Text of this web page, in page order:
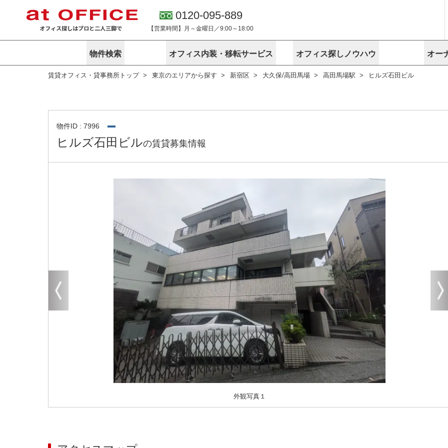
0120-095-889
【営業時間】月～金曜日／9:00～18:00
物件検索
東京
路線から探す
こだわりから探す
賃料相場を参考に探す
地図から探す
居抜き物件特集
神奈川
路線から探す
地図から探す
神奈川のクリニックを探す
埼玉
路線から探す
埼玉のクリニックを探す
千葉
路線から探
千葉のクリ
エリアから探す
路線から探す
こだわりから探す
賃料相場を参考に探す
大阪のクリニックを探す
その他
地図から探す
オフィス内装・移転サービス
サービス内容
オフィス探しノウハウ
オフィス探しノウハウ
アットオフィスが選ばれる理由 安心への取
無料ダウンロード オフィス移転に関するお役立ちコンテンツ
オー
空室に
物件掲載依頼
企業情報
オフィス紹介
ベンチャー.jp
賃貸オフィス・貸事務所トップ 東京のエリアから探す 新宿区 大久保/高田馬場 高田馬場駅 ヒルズ石田ビル
物件ID : 7996
ヒルズ石田ビルの賃貸募集情報
外観写真１